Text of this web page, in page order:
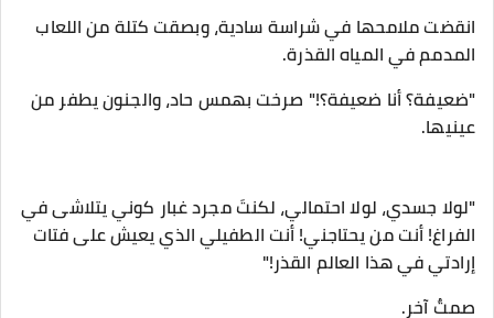
​انقضت ملامحها في شراسة سادية، وبصقت كتلة من اللعاب
المدمم في المياه القذرة.
​"ضعيفة؟ أنا ضعيفة؟!" صرخت بهمس حاد، والجنون يطفر من
عينيها.
"لولا جسدي، لولا احتمالي، لكنتَ مجرد غبار كوني يتلاشى في
الفراغ! أنت من يحتاجني! أنت الطفيلي الذي يعيش على فتات
إرادتي في هذا العالم القذر!"
​صمتٌ آخر.